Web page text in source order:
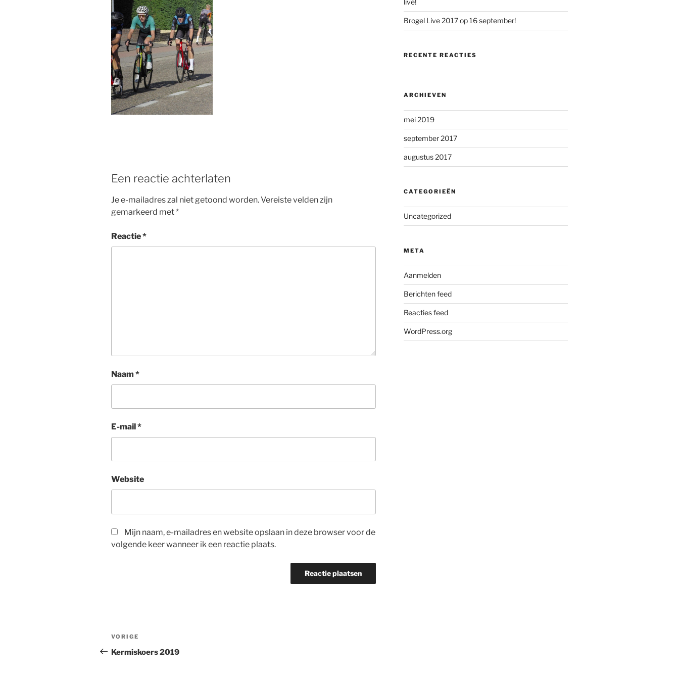
b
o
o
k
st
Een reactie achterlaten
Je e-mailadres zal niet getoond worden.Vereiste velden zijn
gemarkeerd met*
Reactie*
Naam *
E-mail*
Website
Mijn naam, e-mailadres en website opslaan in deze browser voor de
volgende keer wanneer ik een reactie plaats.
Berichtnavigatie
Vorig
bericht
VORIGE
Kermiskoers 2019
live!
Brogel Live 2017 op 16 september!
RECENTE REACTIES
ARCHIEVEN
mei 2019
september 2017
augustus 2017
CATEGORIEËN
Uncategorized
META
Aanmelden
Berichten feed
Reacties feed
WordPress.org